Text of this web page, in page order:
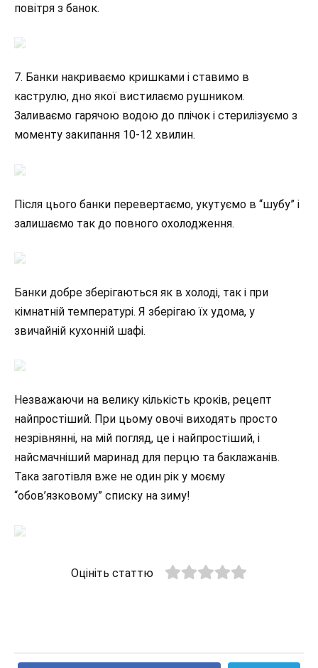
повітря з банок.
7. Банки накриваємо кришками і ставимо в
каструлю, дно якої вистилаємо рушником.
Заливаємо гарячою водою до плічок і стерилізуємо з
моменту закипання 10-12 хвилин.
Після цього банки перевертаємо, укутуємо в “шубу” і
залишаємо так до повного охолодження.
Банки добре зберігаються як в холоді, так і при
кімнатній температурі. Я зберігаю їх удома, у
звичайній кухонній шафі.
Незважаючи на велику кількість кроків, рецепт
найпростіший. При цьому овочі виходять просто
незрівнянні, на мій погляд, це і найпростіший, і
найсмачніший маринад для перцю та баклажанів.
Така заготівля вже не один рік у моєму
“обов’язковому” списку на зиму!
Оцініть статтю